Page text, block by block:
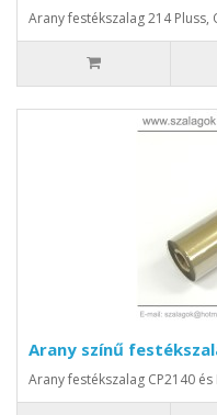
Arany festékszalag 214
Arany színű
Arany festékszalag CP2140